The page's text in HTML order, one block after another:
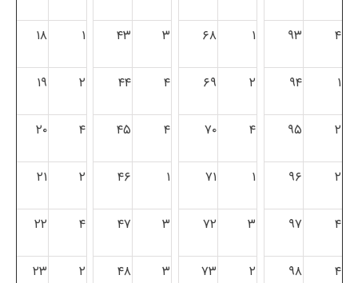
۴ ۹۳ ۱ ۶۸ ۳ ۴۳ ۱ ۱۸
۱ ۹۴ ۲ ۶۹ ۴ ۴۴ ۲ ۱۹
۲ ۹۵ ۴ ۷۰ ۴ ۴۵ ۴ ۲۰
۲ ۹۶ ۱ ۷۱ ۱ ۴۶ ۲ ۲۱
۴ ۹۷ ۳ ۷۲ ۳ ۴۷ ۴ ۲۲
۴ ۹۸ ۲ ۷۳ ۳ ۴۸ ۲ ۲۳